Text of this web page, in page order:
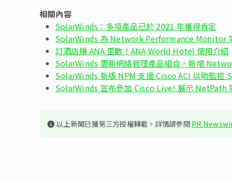
相關內容
SolarWinds：多項產品已於 2021 年獲得肯定
SolarWinds 為 Network Performance Monitor
訂酒店賺 ANA 里數！ANA World Hotel 使用介紹
SolarWinds 更新網絡管理產品組合，新增
SolarWinds 新版 NPM 支援 Cisco ACI 以助監控
SolarWinds 宣布參加 Cisco Live! 展示 NetPath
以上新聞已獲第三方授權轉載。詳情請參閱PR